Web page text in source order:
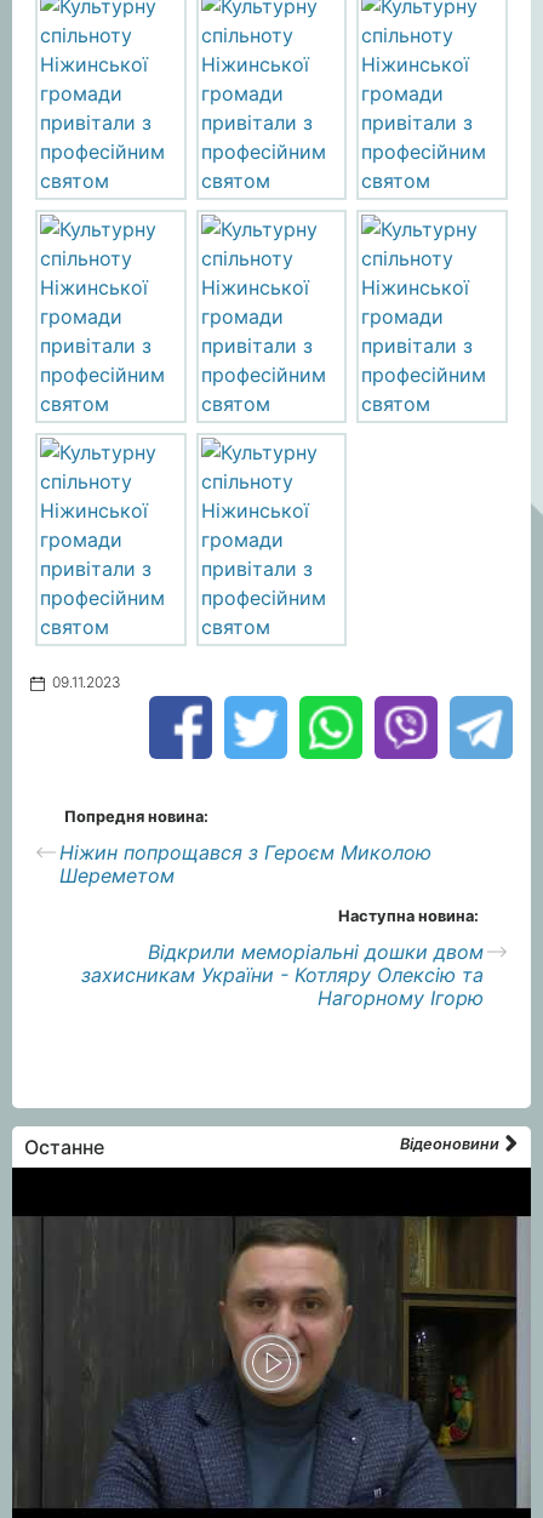
09.11.2023
Попредня новина:
Ніжин попрощався з Героєм Миколою
Шереметом
Наступна новина:
Відкрили меморіальні дошки двом
захисникам України - Котляру Олексію та
Нагорному Ігорю
Останне Відеоновини